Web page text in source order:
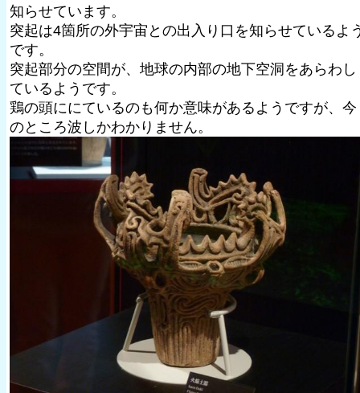
知らせています。
突起は4箇所の外宇宙との出入り口を知らせているよ
です。
突起部分の空間が、地球の内部の地下空洞をあらわし
ているようです。
鶏の頭ににているのも何か意味があるようですが、今
のところ波しかわかりません。